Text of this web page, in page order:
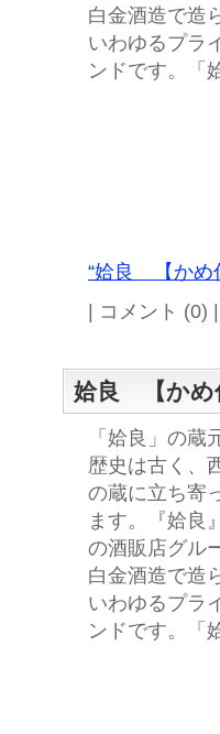
白金酒造で造
いわゆるプラ
ンドです。「
“姶良 【かめ
| コメント
姶良 【かめ
「姶良」の蔵
歴史は古く、
の蔵に立ち寄
ます。『姶良
の酒販店グル
白金酒造で造
いわゆるプラ
ンドです。「